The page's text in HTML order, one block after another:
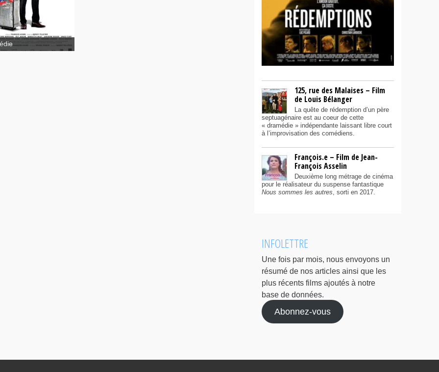
125, rue des Malaises – Film
de Louis Bélanger
La quête de rédemption d’un père
septuagénaire est au coeur de cette
« dramédie » indépendante laissant libre court
à l’improvisation des comédiens.
François.e – Film de Jean-
François Asselin
Deuxième long métrage de cinéma
pour le réalisateur du suspense fantastique
Nous sommes les autres, sorti en 2017.
INFOLETTRE
Une fois par mois, nous envoyons un
résumé de nos articles ainsi que les
plus récents films ajoutés à notre
base de données.
Abonnez-vous